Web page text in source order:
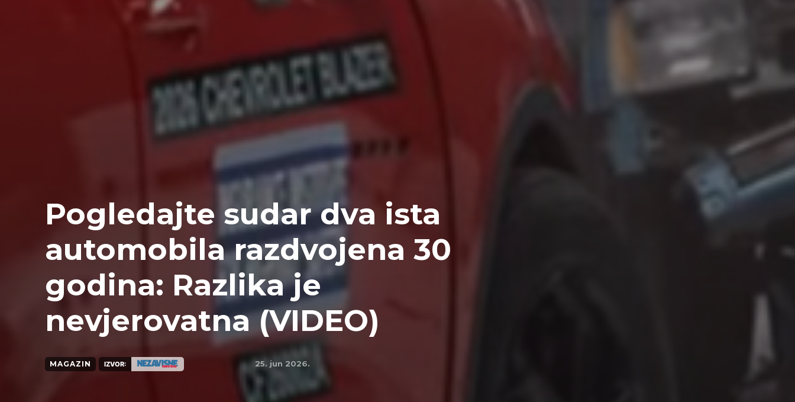
Pogledajte sudar dva ista
automobila razdvojena 30
godina: Razlika je
nevjerovatna (VIDEO)
MAGAZIN IZVOR: 25. jun 2026.